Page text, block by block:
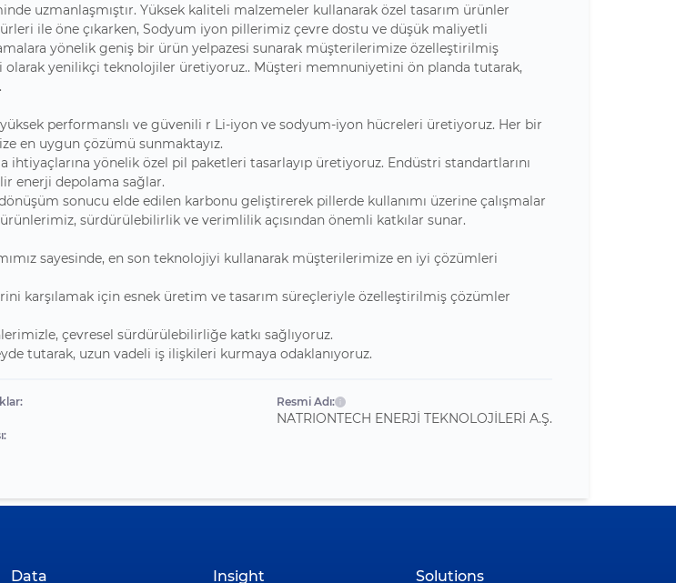
uzmanlaşmıştır. Yüksek kaliteli malzemeler kullanarak özel tasarım ürünler
ile öne çıkarken, Sodyum iyon pillerimiz çevre dostu ve düşük maliyetli
yönelik geniş bir ürün yelpazesi sunarak müşterilerimize özelleştirilmiş
yenilikçi teknolojiler üretiyoruz.. Müşteri memnuniyetini ön planda tutarak,
performanslı ve güvenili r Li-iyon ve sodyum-iyon hücreleri üretiyoruz. Her bir
en uygun çözümü sunmaktayız.
yönelik özel pil paketleri tasarlayıp üretiyoruz. Endüstri standartlarını
enerji depolama sağlar.
sonucu elde edilen karbonu geliştirerek pillerde kullanımı üzerine çalışmalar
sürdürülebilirlik ve verimlilik açısından önemli katkılar sunar.
sayesinde, en son teknolojiyi kullanarak müşterilerimize en iyi çözümleri
karşılamak için esnek üretim ve tasarım süreçleriyle özelleştirilmiş çözümler
çevresel sürdürülebilirliğe katkı sağlıyoruz.
tutarak, uzun vadeli iş ilişkileri kurmaya odaklanıyoruz.
Resmi Adı:
NATRIONTECH ENERJİ TEKNOLOJİLERİ A.Ş.
Data Insight Solutions